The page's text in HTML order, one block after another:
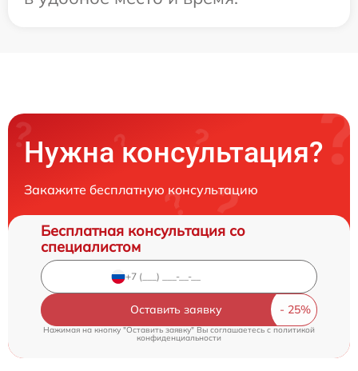
Нужна консультация?
Закажите бесплатную консультацию
Бесплатная консультация со
специалистом
Оставить заявку
Нажимая на кнопку "Оставить заявку" Вы соглашаетесь cполитикой
конфиденциальности